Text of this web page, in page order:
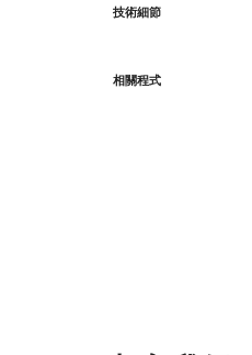
技術細節
相關程式